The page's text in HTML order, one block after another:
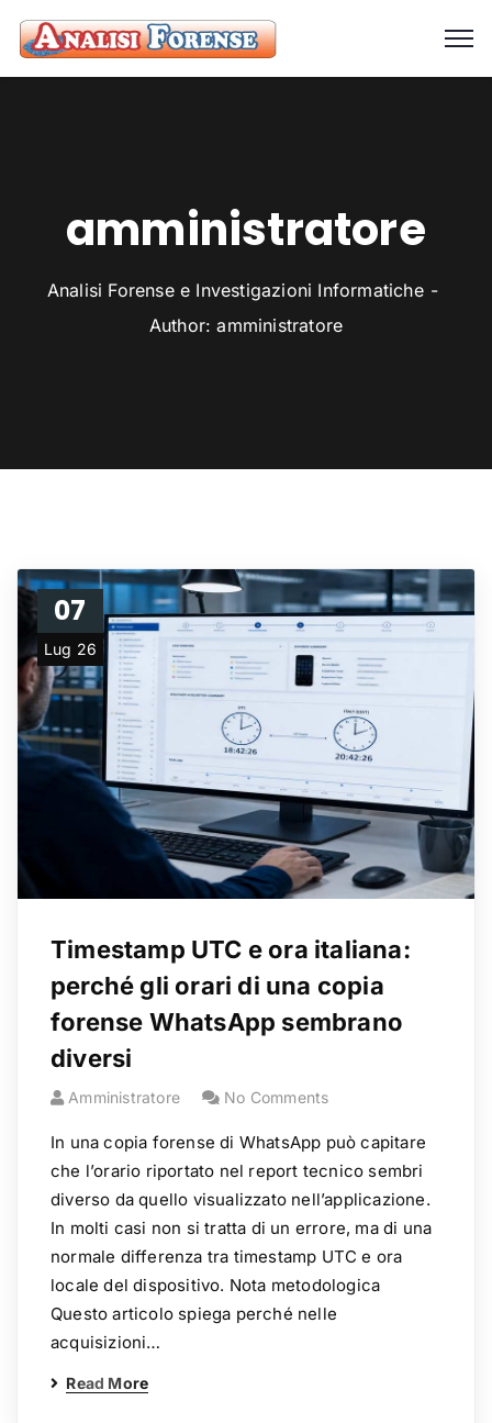
amministratore
Analisi Forense e Investigazioni Informatiche
Author: amministratore
07
Lug 26
Timestamp UTC e ora italiana:
perché gli orari di una copia
forense WhatsApp sembrano
diversi
Amministratore No Comments
In una copia forense di WhatsApp può capitare
che l’orario riportato nel report tecnico sembri
diverso da quello visualizzato nell’applicazione.
In molti casi non si tratta di un errore, ma di una
normale differenza tra timestamp UTC e ora
locale del dispositivo. Nota metodologica
Questo articolo spiega perché nelle
acquisizioni…
Read More